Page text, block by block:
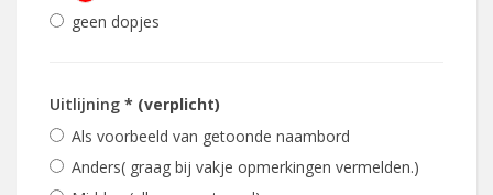
geen dopjes
Uitlijning * (verplicht)
Als voorbeeld van getoonde naambord
Anders( graag bij vakje opmerkingen vermelden.)